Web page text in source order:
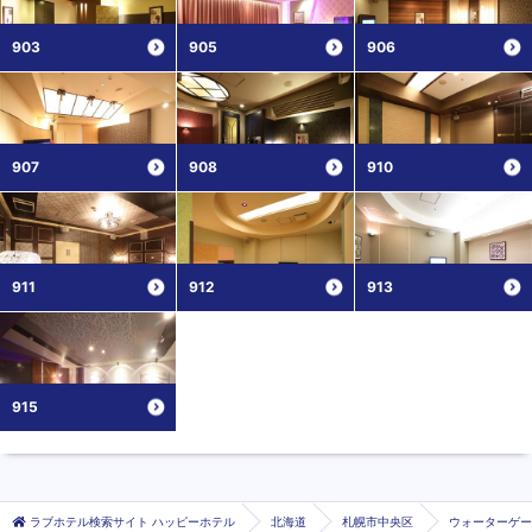
903 905 906
907 908 910
911 912 913
915
ラブホテル検索サイト ハッピーホテル 北海道 札幌市中央区 ウォーターゲ